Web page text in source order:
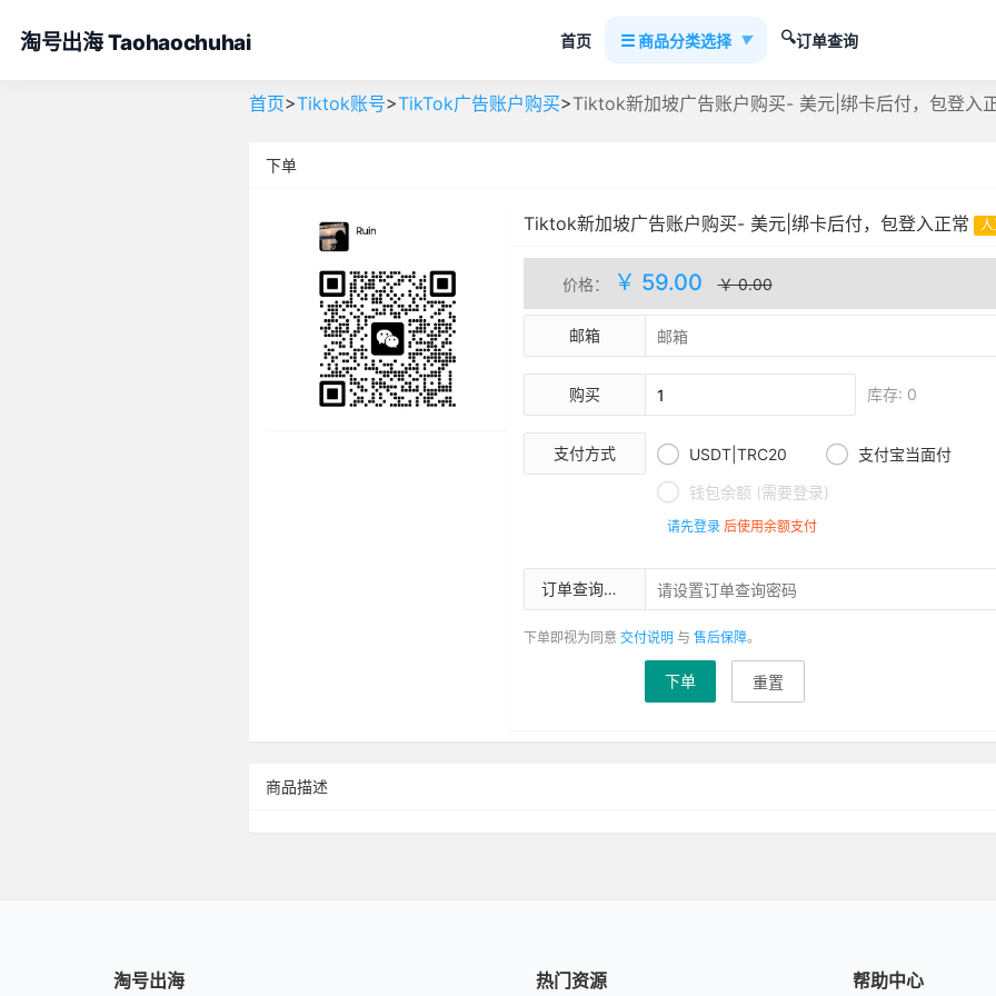
淘号出海 Taohaochuhai 首页 ☰商品分类选择 ▼ 🔍订单查询
首页>Tiktok账号>TikTok广告账户购买>Tiktok新加坡广告账户购买- 美元|绑卡后付，包登入
下单
Tiktok新加坡广告账户购买- 美元|绑卡后付，包登入正常
价格： ￥ 59.00 ￥ 0.00
邮箱
购买 库存: 0
支付方式  USDT|TRC20  支付宝当面付
 钱包余额 (需要登录)
请先登录后使用余额支付
订单查询密码
下单即视为同意 交付说明 与 售后保障。
下单 重置
商品描述
淘号出海 热门资源 帮助中心